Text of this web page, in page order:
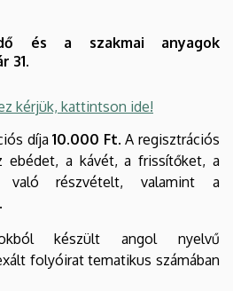
és a szakmai anyagok
31.
kérjük, kattintson ide!
díja10.000 Ft. A regisztrációs
ebédet, a kávét, a frissítőket, a
való részvételt, valamint a
készült angol nyelvű
folyóirat tematikus számában